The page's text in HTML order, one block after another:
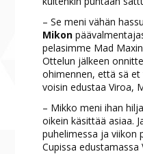
– Se meni vähän
Mikon
pelasimme Mad
Ottelun jälkeen
ohimennen, että sä
voisin edustaa Viroa,
– Mikko meni ihan
oikein käsittää asiaa.
puhelimessa ja viikon
Cupissa edustamassa